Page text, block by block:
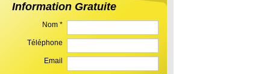
Information Gratuite
Nom *
Téléphone
Email